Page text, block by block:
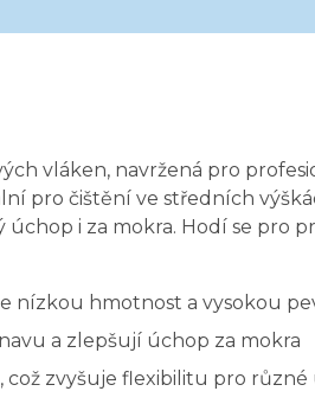
vláken, navržená pro
pro čištění ve středních
i za mokra. Hodí se pro
nízkou hmotnost a vysokou
a zlepšují úchop za mokra
což zvyšuje flexibilitu pro